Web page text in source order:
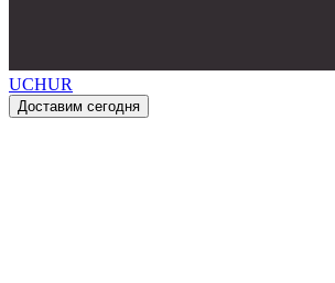
UCHUR
Доставим сегодня